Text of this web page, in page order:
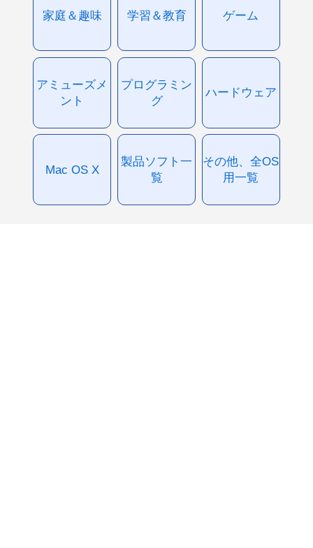
家庭＆趣味 学習＆教育 ゲーム
アミューズメ
ント
プログラミン
グ
ハードウェア
Mac OS X
製品ソフト一
覧
その他、全OS
用一覧